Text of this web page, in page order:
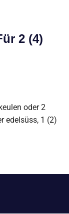
2 (4)
oder 2
edelsüss, 1 (2)